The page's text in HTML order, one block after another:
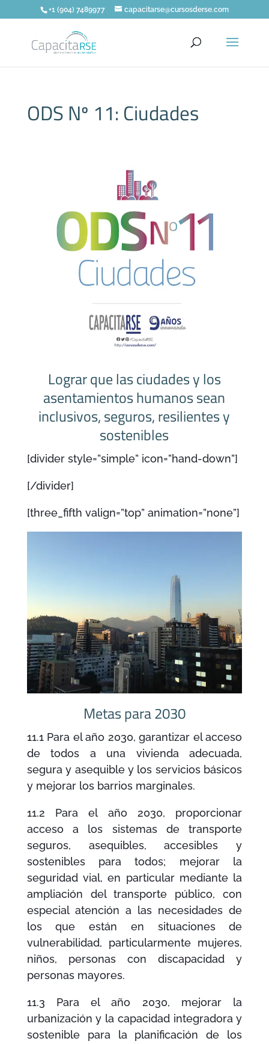
+1 (904) 7489977 capacitarse@cursosderse.com
ODS Nº 11: Ciudades
Lograr que las ciudades y los
asentamientos humanos sean
inclusivos, seguros, resilientes y
sostenibles
[divider style=”simple” icon=”hand-down”]
[/divider]
[three_fifth valign=”top” animation=”none”]
Metas para 2030
11.1 Para el año 2030, garantizar el acceso
de todos a una vivienda adecuada,
segura y asequible y los servicios básicos
y mejorar los barrios marginales.
11.2 Para el año 2030, proporcionar
acceso a los sistemas de transporte
seguros, asequibles, accesibles y
sostenibles para todos; mejorar la
seguridad vial, en particular mediante la
ampliación del transporte público, con
especial atención a las necesidades de
los que están en situaciones de
vulnerabilidad, particularmente mujeres,
niños, personas con discapacidad y
personas mayores.
11.3 Para el año 2030, mejorar la
urbanización y la capacidad integradora y
sostenible para la planificación de los